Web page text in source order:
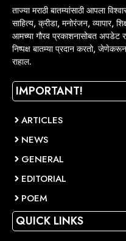
ताज्या मराठी बातम्यांसाठी आपला
साहित्य, क्रीडा, मनोरंजन, व्यापार,
आमच्या गौरव प्रकाशनासोबत अपडेट
निष्पक्ष बातम्या प्रदान करतो,
राहाल.
IMPORTANT!
ARTICLES
NEWS
GENERAL
EDITORIAL
POEM
QUICK LINKS